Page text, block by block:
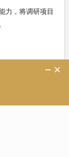
力，将调研项目
学 170)